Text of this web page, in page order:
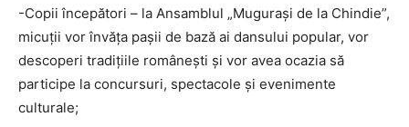
-Copii începători – la Ansamblul „Mugurași de la Chindie”,
micuții vor învăța pașii de bază ai dansului popular, vor
descoperi tradițiile românești și vor avea ocazia să
participe la concursuri, spectacole și evenimente
culturale;